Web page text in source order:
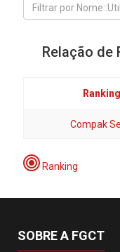
Relação de
Ranking
Compak
Ranking
SOBRE A FGCT